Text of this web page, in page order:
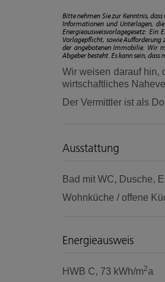
Bitte nehmen Sie zur Kenntnis,
Informationen und Unterlagen,
Energieausweisvorlagegesetz:
Vorlagepflicht, sowie Aufforderung
der angebotenen Immobilie. Wir
Abgeber besteht. Es kann sein,
Wir weisen darauf hin,
wirtschaftliches
Der Vermittler ist als
Ausstattung
Bad mit WC Dusche
Wohnküche / offene
Energieausweis
HWB C, 73 kWh/m2a